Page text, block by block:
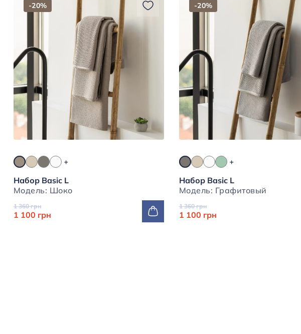
-20%
Набор Basic L
Модель: Шоко
1 360 грн
1 100 грн
-20%
Набор Basic L
Модель: Графитовый
1 360 грн
1 100 грн